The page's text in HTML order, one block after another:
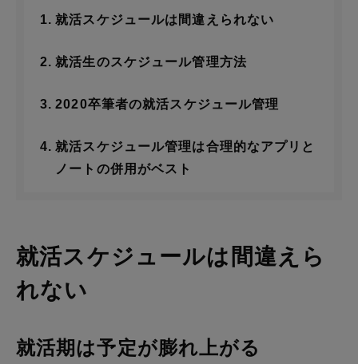
就活スケジュールは間違えられない
就活生のスケジュール管理方法
2020卒筆者の就活スケジュール管理
就活スケジュール管理は合理的なアプリと
ノートの併用がベスト
就活スケジュールは間違えら
れない
就活期は予定が膨れ上がる